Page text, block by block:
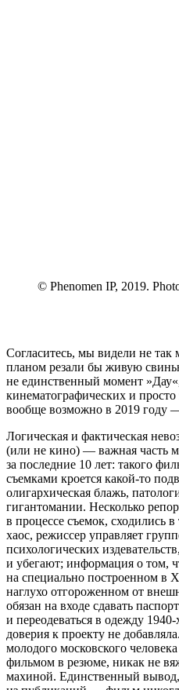
© Phenomen IP, 2019.
Согласитесь, мы видели не
планом резали бы живую
не единственный момент
кинематографических и
вообще возможно в 2019 году
Логическая и фактическая
(или не кино) — важная часть
за последние 10 лет: такого
съемками кроется какой-то
олигархическая блажь,
гигантомании. Несколько
в процессе съемок, сходились
хаос, режиссер управляет
психологических
и убегают; информация о том,
на специально построенном в
наглухо отгороженном от
обязан на входе сдавать
и переодеваться в одежду
доверия к проекту не
молодого московского
фильмом в резюме, никак не
махиной. Единственный